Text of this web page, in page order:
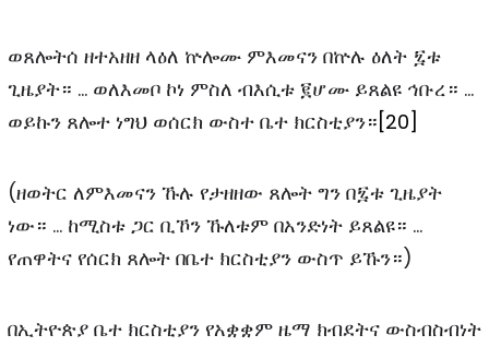
ወጸሎትሰ ዘተአዘዘ ላዕለ ኵሎሙ ምእመናን በኵሉ ዕለት ፯ቱ
ጊዜያት። … ወለእመቦ ኮነ ምስለ ብእሲቱ ፪ሆሙ ይጸልዩ ኅቡረ። …
ወይኩን ጸሎተ ነግህ ወሰርክ ውስተ ቤተ ክርስቲያን።[20]
(ዘወትር ለምእመናን ኹሉ የታዘዘው ጸሎት ግን በ፯ቱ ጊዜያት
ነው። … ከሚስቱ ጋር ቢኾን ኹለቱም በአንድነት ይጸልዩ። …
የጠዋትና የሰርክ ጸሎት በቤተ ክርስቲያን ውስጥ ይኹን።)
በኢትዮጵያ ቤተ ክርስቲያን የአቋቋም ዜማ ክብደትና ውስብስብነት